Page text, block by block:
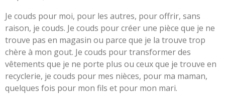
Je couds pour moi, pour les autres, pour offrir, sans
raison, je couds. Je couds pour créer une pièce que je ne
trouve pas en magasin ou parce que je la trouve trop
chère à mon gout. Je couds pour transformer des
vêtements que je ne porte plus ou ceux que je trouve en
recyclerie, je couds pour mes nièces, pour ma maman,
quelques fois pour mon fils et pour mon mari.